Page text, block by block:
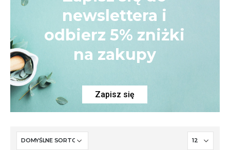
newslettera i
odbierz 5% zniżki
na zakupy
Zapisz się